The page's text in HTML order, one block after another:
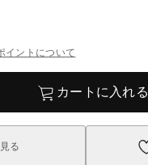
イントについて
カートに入れる
る